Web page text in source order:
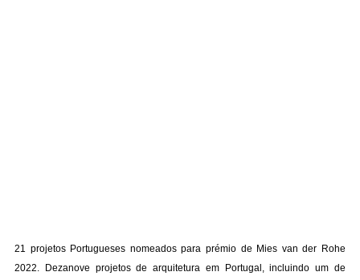
21 projetos Portugueses nomeados para prémio de Mies van der Rohe
2022. Dezanove projetos de arquitetura em Portugal, incluindo um de